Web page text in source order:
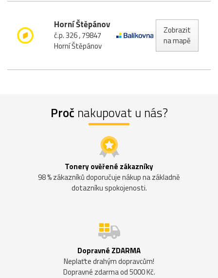
Horní Štěpánov
č.p. 326 , 79847
Horní Štěpánov
Zobrazit
na mapě
Proč nakupovat u nás?
Tonery ověřené zákazníky
98 % zákazníků doporučuje nákup na základně
dotazníku spokojenosti.
Dopravné ZDARMA
Neplaťte drahým dopravcům!
Dopravné zdarma od 5000 Kč.